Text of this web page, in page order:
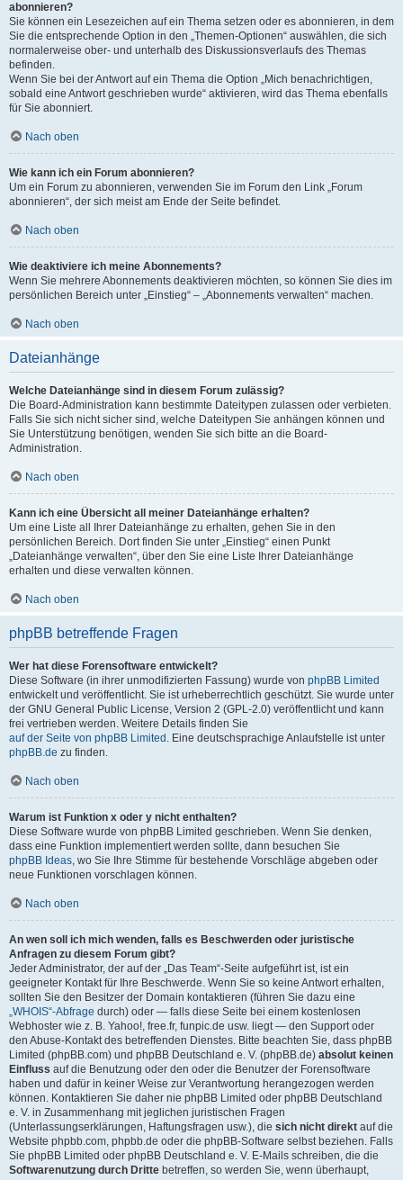
abonnieren?
Sie können ein Lesezeichen auf ein Thema setzen oder es abonnieren, in dem
Sie die entsprechende Option in den „Themen-Optionen“ auswählen, die sich
normalerweise ober- und unterhalb des Diskussionsverlaufs des Themas
befinden.
Wenn Sie bei der Antwort auf ein Thema die Option „Mich benachrichtigen,
sobald eine Antwort geschrieben wurde“ aktivieren, wird das Thema ebenfalls
für Sie abonniert.
Nach oben
Wie kann ich ein Forum abonnieren?
Um ein Forum zu abonnieren, verwenden Sie im Forum den Link „Forum
abonnieren“, der sich meist am Ende der Seite befindet.
Nach oben
Wie deaktiviere ich meine Abonnements?
Wenn Sie mehrere Abonnements deaktivieren möchten, so können Sie dies im
persönlichen Bereich unter „Einstieg“ – „Abonnements verwalten“ machen.
Nach oben
Dateianhänge
Welche Dateianhänge sind in diesem Forum zulässig?
Die Board-Administration kann bestimmte Dateitypen zulassen oder verbieten.
Falls Sie sich nicht sicher sind, welche Dateitypen Sie anhängen können und
Sie Unterstützung benötigen, wenden Sie sich bitte an die Board-
Administration.
Nach oben
Kann ich eine Übersicht all meiner Dateianhänge erhalten?
Um eine Liste all Ihrer Dateianhänge zu erhalten, gehen Sie in den
persönlichen Bereich. Dort finden Sie unter „Einstieg“ einen Punkt
„Dateianhänge verwalten“, über den Sie eine Liste Ihrer Dateianhänge
erhalten und diese verwalten können.
Nach oben
phpBB betreffende Fragen
Wer hat diese Forensoftware entwickelt?
Diese Software (in ihrer unmodifizierten Fassung) wurde von phpBB Limited
entwickelt und veröffentlicht. Sie ist urheberrechtlich geschützt. Sie wurde unter
der GNU General Public License, Version 2 (GPL-2.0) veröffentlicht und kann
frei vertrieben werden. Weitere Details finden Sie
auf der Seite von phpBB Limited . Eine deutschsprachige Anlaufstelle ist unter
phpBB.de zu finden.
Nach oben
Warum ist Funktion x oder y nicht enthalten?
Diese Software wurde von phpBB Limited geschrieben. Wenn Sie denken,
dass eine Funktion implementiert werden sollte, dann besuchen Sie
phpBB Ideas, wo Sie Ihre Stimme für bestehende Vorschläge abgeben oder
neue Funktionen vorschlagen können.
Nach oben
An wen soll ich mich wenden, falls es Beschwerden oder juristische
Anfragen zu diesem Forum gibt?
Jeder Administrator, der auf der „Das Team“-Seite aufgeführt ist, ist ein
geeigneter Kontakt für Ihre Beschwerde. Wenn Sie so keine Antwort erhalten,
sollten Sie den Besitzer der Domain kontaktieren (führen Sie dazu eine
„WHOIS“-Abfrage durch) oder — falls diese Seite bei einem kostenlosen
Webhoster wie z. B. Yahoo!, free.fr, funpic.de usw. liegt — den Support oder
den Abuse-Kontakt des betreffenden Dienstes. Bitte beachten Sie, dass phpBB
Limited (phpBB.com) und phpBB Deutschland e. V. (phpBB.de) absolut keinen
Einfluss auf die Benutzung oder den oder die Benutzer der Forensoftware
haben und dafür in keiner Weise zur Verantwortung herangezogen werden
können. Kontaktieren Sie daher nie phpBB Limited oder phpBB Deutschland
e. V. in Zusammenhang mit jeglichen juristischen Fragen
(Unterlassungserklärungen, Haftungsfragen usw.), die sich nicht direkt auf die
Website phpbb.com, phpbb.de oder die phpBB-Software selbst beziehen. Falls
Sie phpBB Limited oder phpBB Deutschland e. V. E-Mails schreiben, die die
Softwarenutzung durch Dritte betreffen, so werden Sie, wenn überhaupt,